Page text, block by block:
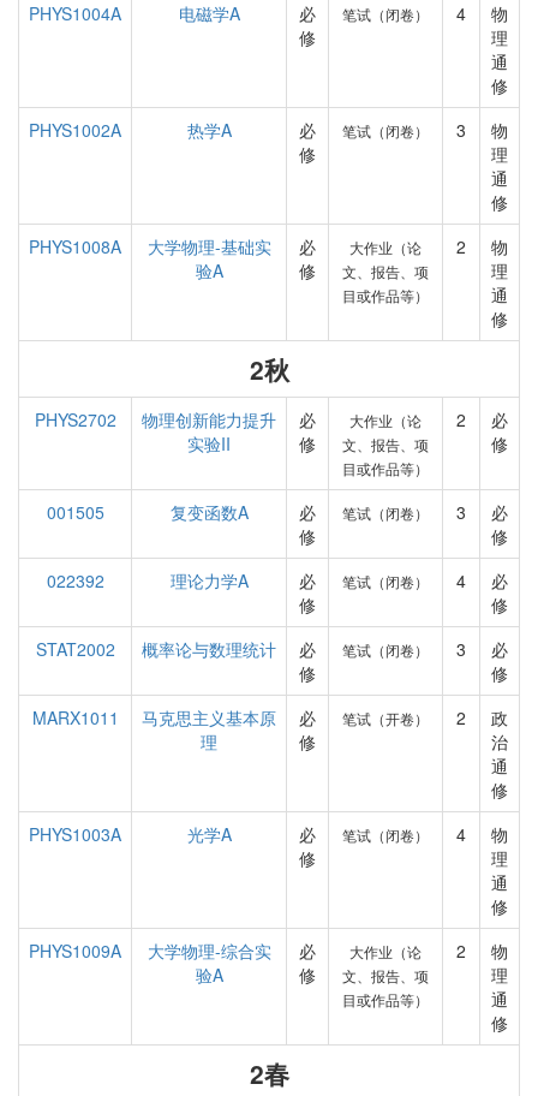
PHYS1004A
电磁学A
必
修
笔试（闭卷） 4
物
理
通
修
PHYS1002A
热学A
必
修
笔试（闭卷） 3
物
理
通
修
PHYS1008A
大学物理-基础实
验A
必
修
大作业（论
文、报告、项
目或作品等）
2
物
理
通
修
2秋
PHYS2702
物理创新能力提升
实验II
必
修
大作业（论
文、报告、项
目或作品等）
2
必
修
001505 复变函数A
必
修
笔试（闭卷） 3
必
修
022392
理论力学A
必
修
笔试（闭卷） 4
必
修
STAT2002
概率论与数理统计
必
修
笔试（闭卷） 3
必
修
MARX1011
马克思主义基本原
理
必
修
笔试（开卷） 2
政
治
通
修
PHYS1003A
光学A
必
修
笔试（闭卷） 4
物
理
通
修
PHYS1009A
大学物理-综合实
验A
必
修
大作业（论
文、报告、项
目或作品等）
2
物
理
通
修
2春